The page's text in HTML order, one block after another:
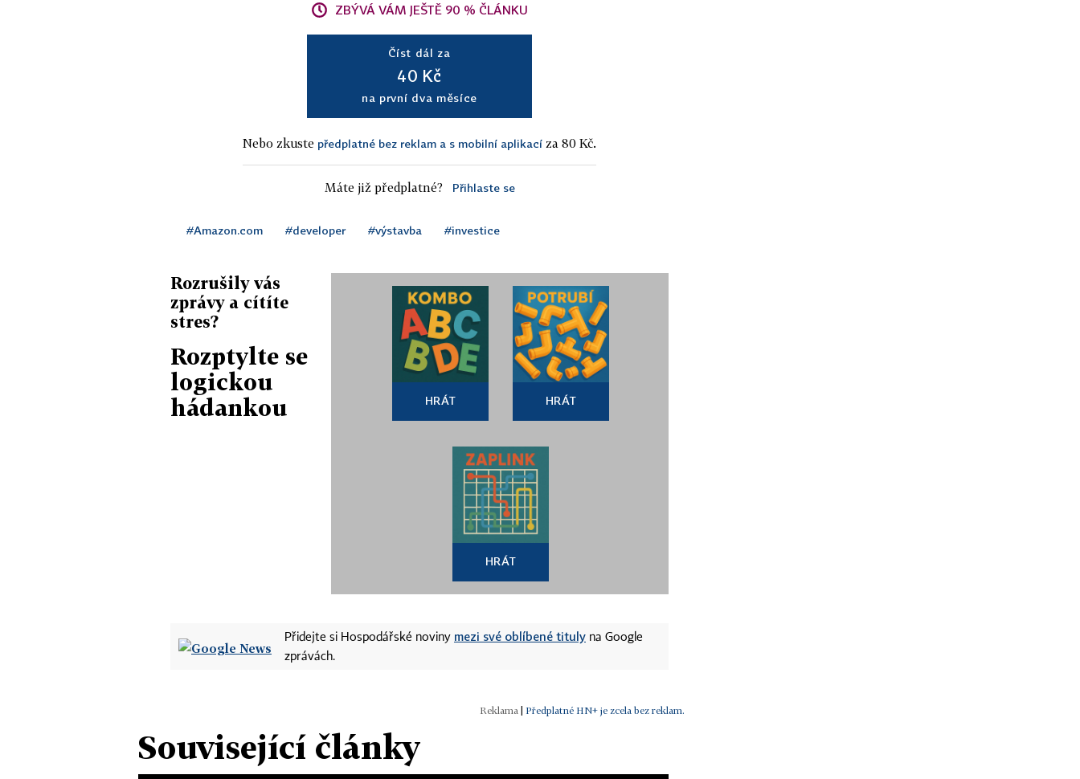
ZBÝVÁ VÁM JEŠTĚ 90 % ČLÁNKU
Číst dál za
40 Kč
na první dva měsíce
Nebo zkuste předplatné bez reklam a s mobilní aplikací za 80 Kč.
Máte již předplatné? Přihlaste se
#Amazon.com #developer #výstavba #investice
Rozrušily vás
zprávy a cítíte
stres?
Rozptylte se
logickou
hádankou
HRÁT HRÁT
HRÁT
Přidejte si Hospodářské noviny mezi své oblíbené tituly na Google
zprávách.
| Předplatné HN+ je zcela bez reklam.
Související články